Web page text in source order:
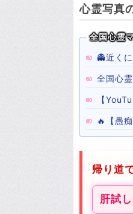
心霊写真
全国心霊
👻近く
全国心
【
🔥【愚
帰り道
肝試